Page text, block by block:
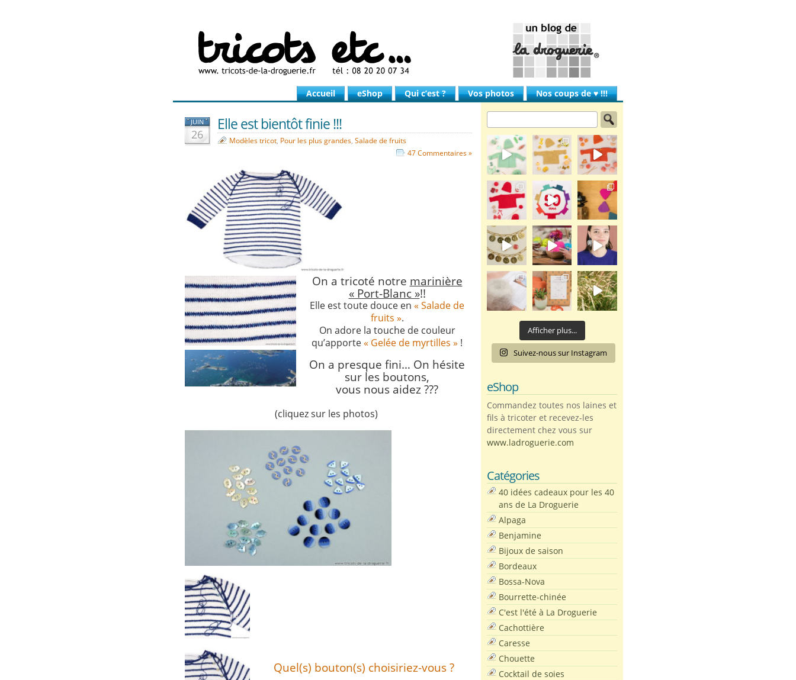
Accueil eShop Qui c’est ? Vos photos Nos coups de ♥ !!!
JUIN
26
Elle est bientôt finie !!!
Modèles tricot, Pour les plus grandes, Salade de fruits
47 Commentaires »
On a tricoté notre marinière
« Port-Blanc »!!
Elle est toute douce en « Salade de
fruits ».
On adore la touche de couleur
qu’apporte« Gelée de myrtilles » !
On a presque fini… On hésite
sur les boutons,
vous nous aidez ???
(cliquez sur les photos)
Quel(s) bouton(s) choisiriez-vous ?
Afficher plus...
Suivez-nous sur Instagram
eShop
Commandez toutes nos laines et
fils à tricoter et recevez-les
directement chez vous sur
www.ladroguerie.com
Catégories
40 idées cadeaux pour les 40
ans de La Droguerie
Alpaga
Benjamine
Bijoux de saison
Bordeaux
Bossa-Nova
Bourrette-chinée
C'est l'été à La Droguerie
Cachottière
Caresse
Chouette
Cocktail de soies